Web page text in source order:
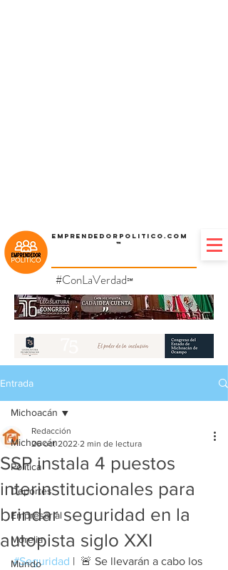
Emprendedorpolitico.com
™
#ConLaVerdad℠
Entrada
Michoacán
Política
Deportes
Empresarial
Morelia
Mundo
Michoacán
SSP instala 4 puestos
interinstitucionales para
brindar seguridad en la
autopista siglo XXI
Redacción
26 oct 2022 2 min de lectura
#Seguridad |  🚨 Se llevarán a cabo los